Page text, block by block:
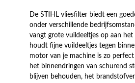
De STIHL vliesfilter biedt een
onder verschillende
vangt grote vuildeeltjes op aan het
houdt fijne vuildeeltjes tegen
motor van je machine is zo
het binnendringen van schurend
blijven behouden, het